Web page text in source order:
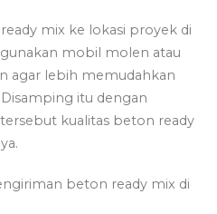
mix ke lokasi proyek di
mobil molen atau
agar lebih memudahkan
itu dengan
kualitas beton ready
beton ready mix di